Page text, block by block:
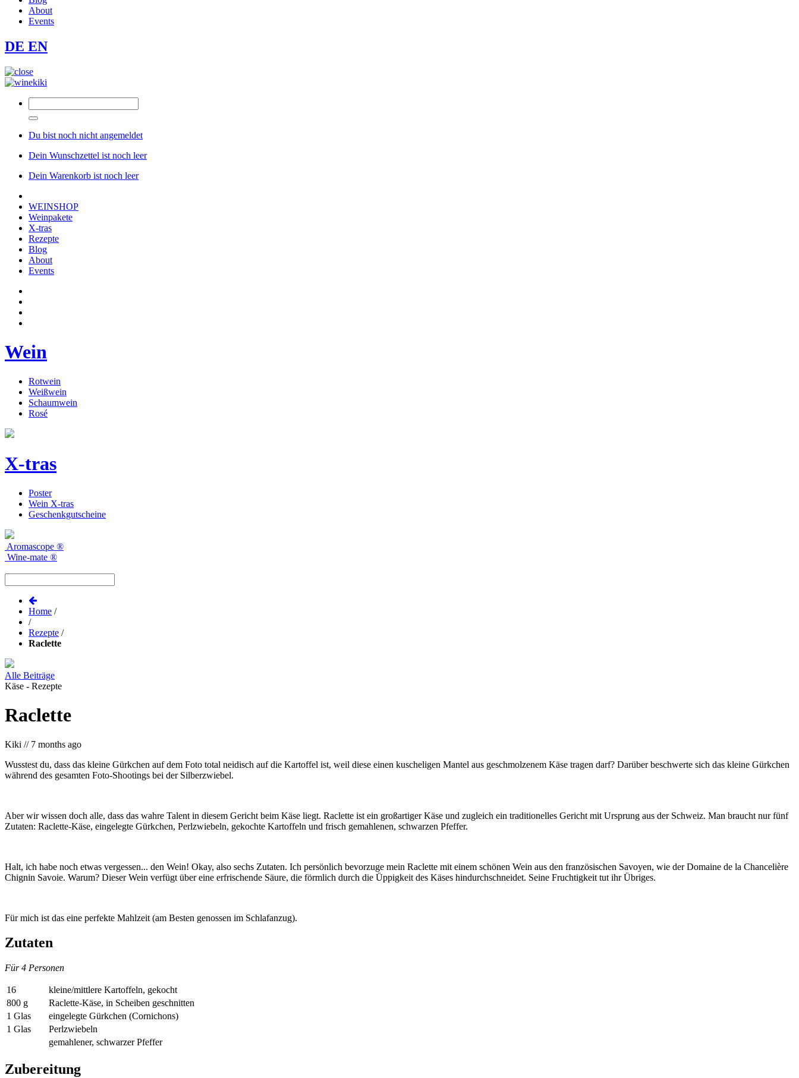
About
Events
DE EN
Du bist noch nicht angemeldet
Dein Wunschzettel ist noch leer
Dein Warenkorb ist noch leer
WEINSHOP
Weinpakete
X-tras
Rezepte
Blog
About
Events
Wein
Rotwein
Weißwein
Schaumwein
Rosé
X-tras
Poster
Wein X-tras
Geschenkgutscheine
Aromascope ®
Wine-mate ®
Home /
/
Rezepte /
Raclette
Alle Beiträge
Käse - Rezepte
Raclette
Kiki // 7 months ago
Wusstest du, dass das kleine Gürkchen auf dem Foto total neidisch auf die Kartoffel ist, weil diese einen kuscheligen Mantel aus geschmolzenem Käse tragen darf? Darüber beschwerte sich das kleine Gürkchen
während des gesamten Foto-Shootings bei der Silberzwiebel.
Aber wir wissen doch alle, dass das wahre Talent in diesem Gericht beim Käse liegt. Raclette ist ein großartiger Käse und zugleich ein traditionelles Gericht mit Ursprung aus der Schweiz. Man braucht nur fünf
Zutaten: Raclette-Käse, eingelegte Gürkchen, Perlzwiebeln, gekochte Kartoffeln und frisch gemahlenen, schwarzen Pfeffer.
Halt, ich habe noch etwas vergessen... den Wein! Okay, also sechs Zutaten. Ich persönlich bevorzuge mein Raclette mit einem schönen Wein aus den französischen Savoyen, wie der Domaine de la Chancelière
Chignin Savoie. Warum? Dieser Wein verfügt über eine erfrischende Säure, die förmlich durch die Üppigkeit des Käses hindurchschneidet. Seine Fruchtigkeit tut ihr Übriges.
Für mich ist das eine perfekte Mahlzeit (am Besten genossen im Schlafanzug).
Zutaten
Für 4 Personen
16
kleine/mittlere Kartoffeln, gekocht
800 g
Raclette-Käse, in Scheiben geschnitten
1 Glas
eingelegte Gürkchen (Cornichons)
1 Glas
Perlzwiebeln
gemahlener, schwarzer Pfeffer
Zubereitung